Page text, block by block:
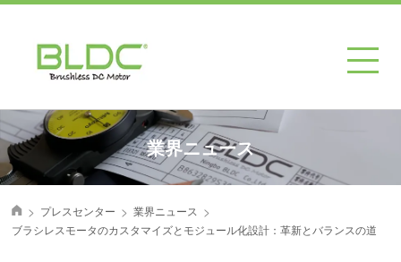
業界ニュース
首页
> プレスセンター > 業界ニュース >
ブラシレスモータのカスタマイズとモジュール化設計：革新とバランスの道